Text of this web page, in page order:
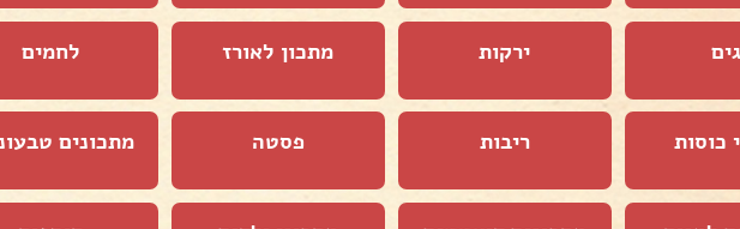
ירקות מתכון לאורז לחמים
כוסות ריבות פסטה מתכונים